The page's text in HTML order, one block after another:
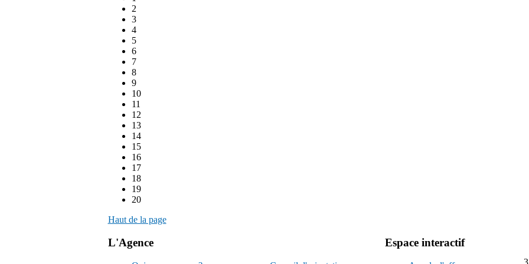
2
3
4
5
6
7
8
9
10
11
12
13
14
15
16
17
18
19
20
Haut de la page
L'Agence Espace interactif